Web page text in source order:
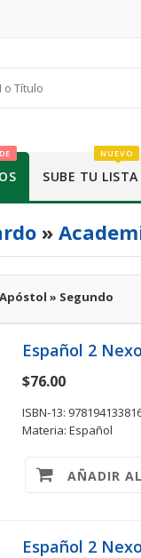
SUBE TU LISTA
NUEVO
»
» Segundo
Español 2
$76.00
ISBN-13:
Materia: Español
AÑADIR
Español 2